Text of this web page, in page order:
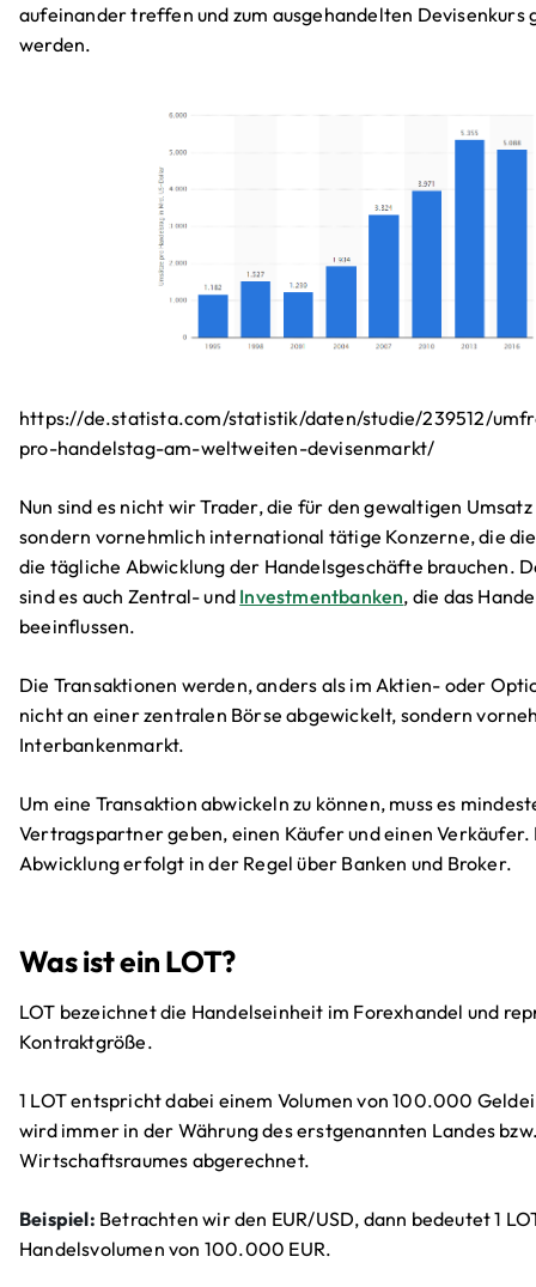
aufeinander treffen und zum ausgehandelten Devisenkurs
werden.
https://de.statista.com/statistik/daten/studie/239512/
pro-handelstag-am-weltweiten-devisenmarkt/
‍Nun sind es nicht wir Trader, die für den gewaltigen
sondern vornehmlich international tätige Konzerne, die
die tägliche Abwicklung der Handelsgeschäfte brauchen.
sind es auch Zentral- und Investmentbanken, die das
beeinflussen.
Die Transaktionen werden, anders als im Aktien- oder
nicht an einer zentralen Börse abgewickelt, sondern
Interbankenmarkt.
Um eine Transaktion abwickeln zu können, muss es
Vertragspartner geben, einen Käufer und einen Verkäufer.
Abwicklung erfolgt in der Regel über Banken und Broker.
Was ist ein LOT?
LOT bezeichnet die Handelseinheit im Forexhandel und
Kontraktgröße.
1 LOT entspricht dabei einem Volumen von 100.000
wird immer in der Währung des erstgenannten Landes
Wirtschaftsraumes abgerechnet.
Beispiel: Betrachten wir den EUR/USD, dann bedeutet 1
Handelsvolumen von 100.000 EUR.